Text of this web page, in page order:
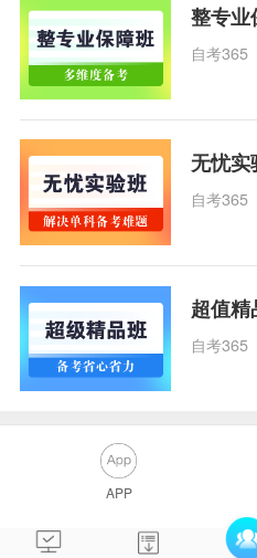
整专业
自考365
无忧
自考365
超值精
自考365
APP